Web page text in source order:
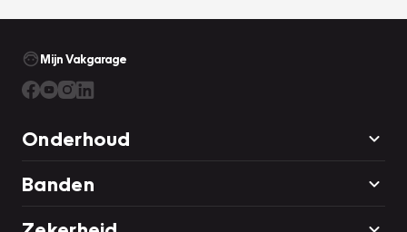
Onze algemene voorwaarden vindt uhier
Mijn Vakgarage
Onderhoud
Banden